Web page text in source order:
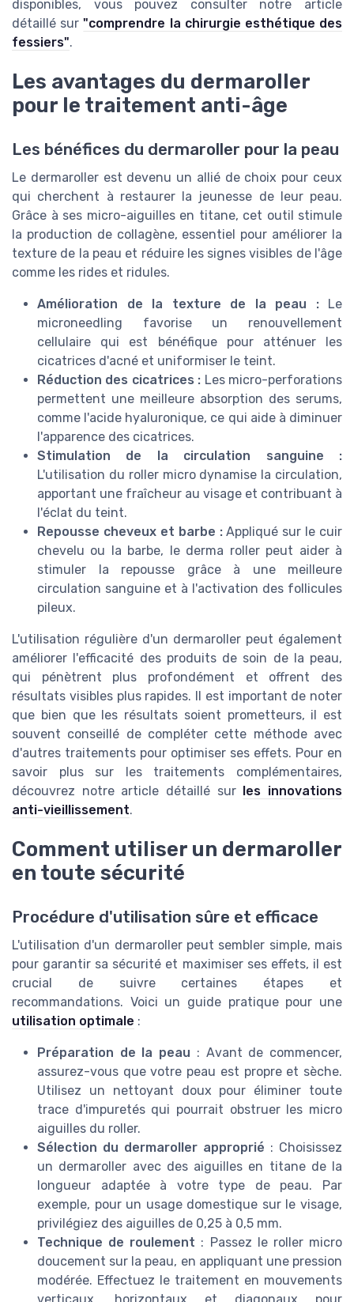
disponibles, vous pouvez consulter notre article
détaillé sur"comprendre la chirurgie esthétique des
fessiers".
Les avantages du dermaroller
pour le traitement anti-âge
Les bénéfices du dermaroller pour la peau
Le dermaroller est devenu un allié de choix pour ceux
qui cherchent à restaurer la jeunesse de leur peau.
Grâce à ses micro-aiguilles en titane, cet outil stimule
la production de collagène, essentiel pour améliorer la
texture de la peau et réduire les signes visibles de l'âge
comme les rides et ridules.
Amélioration de la texture de la peau :Le
microneedling favorise un renouvellement
cellulaire qui est bénéfique pour atténuer les
cicatrices d'acné et uniformiser le teint.
Réduction des cicatrices : Les micro-perforations
permettent une meilleure absorption des serums,
comme l'acide hyaluronique, ce qui aide à diminuer
l'apparence des cicatrices.
Stimulation de la circulation sanguine :
L'utilisation du roller micro dynamise la circulation,
apportant une fraîcheur au visage et contribuant à
l'éclat du teint.
Repousse cheveux et barbe :Appliqué sur le cuir
chevelu ou la barbe, le derma roller peut aider à
stimuler la repousse grâce à une meilleure
circulation sanguine et à l'activation des follicules
pileux.
L'utilisation régulière d'un dermaroller peut également
améliorer l'efficacité des produits de soin de la peau,
qui pénètrent plus profondément et offrent des
résultats visibles plus rapides. Il est important de noter
que bien que les résultats soient prometteurs, il est
souvent conseillé de compléter cette méthode avec
d'autres traitements pour optimiser ses effets. Pour en
savoir plus sur les traitements complémentaires,
découvrez notre article détaillé sur les innovations
anti-vieillissement.
Comment utiliser un dermaroller
en toute sécurité
Procédure d'utilisation sûre et efficace
L'utilisation d'un dermaroller peut sembler simple, mais
pour garantir sa sécurité et maximiser ses effets, il est
crucial de suivre certaines étapes et
recommandations. Voici un guide pratique pour une
utilisation optimale :
Préparation de la peau : Avant de commencer,
assurez-vous que votre peau est propre et sèche.
Utilisez un nettoyant doux pour éliminer toute
trace d'impuretés qui pourrait obstruer les micro
aiguilles du roller.
Sélection du dermaroller approprié : Choisissez
un dermaroller avec des aiguilles en titane de la
longueur adaptée à votre type de peau. Par
exemple, pour un usage domestique sur le visage,
privilégiez des aiguilles de 0,25 à 0,5 mm.
Technique de roulement : Passez le roller micro
doucement sur la peau, en appliquant une pression
modérée. Effectuez le traitement en mouvements